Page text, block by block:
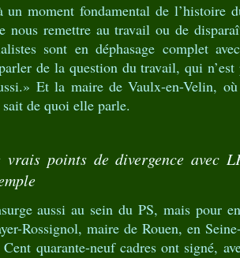
un moment fondamental de l’histoire
nous remettre au travail ou de
sont en déphasage complet
de la question du travail, qui
Et la maire de Vaulx-en-Velin,
de quoi elle parle.
vrais points de divergence avec
aussi au sein du PS, mais pour
Rossignol, maire de Rouen, en
quarante-neuf cadres ont signé,